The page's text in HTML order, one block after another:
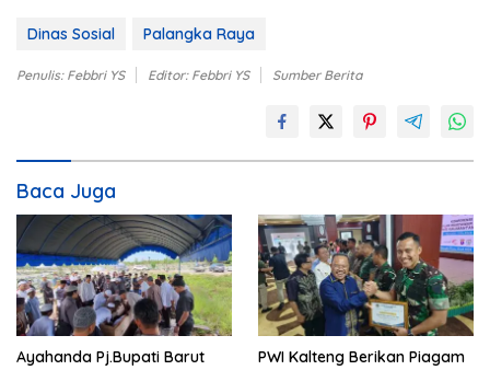
Dinas Sosial Palangka Raya
Penulis: Febbri YS Editor: Febbri YS Sumber Berita
Baca Juga
Ayahanda Pj.Bupati Barut
PWI Kalteng Berikan Piagam